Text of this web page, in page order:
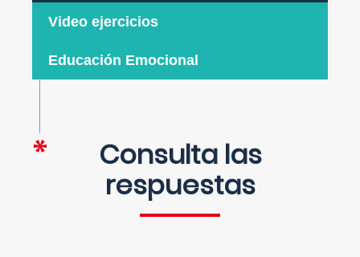
Video ejercicios
Educación Emocional
Consulta las
respuestas